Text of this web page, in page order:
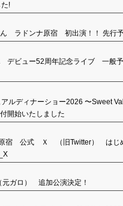
!
ん ラドンナ原宿 初出演！！ 先行
デビュー52周年記念ライブ 一般予
ルディナーショー2026 〜Sweet
開始いたしました
宿 公式 Ｘ （旧Twitter） はじ
ガロ） 追加公演決定！